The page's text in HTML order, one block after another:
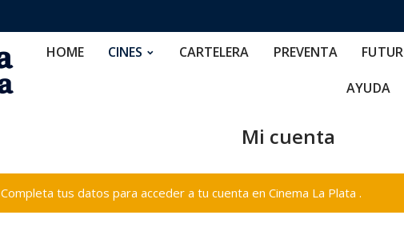
HOME CINES CARTELERA PREVENTA
AYUDA
Mi cuenta
Completa tus datos para acceder a tu cuenta en Cinema La Plata .